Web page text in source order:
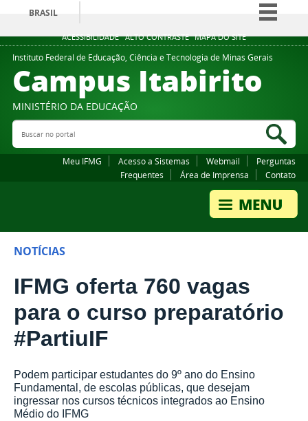
ACESSIBILIDADE ALTO CONTRASTE MAPA DO SITE
BRASIL
Simplifique!
Comunica BR
Participe
Legislação
Instituto Federal de Educação, Ciência e Tecnologia de Minas Gerais
Campus Itabirito
MINISTÉRIO DA EDUCAÇÃO
Buscar no portal
Meu IFMG Acesso a Sistemas Webmail
Perguntas
Frequentes
Área de Imprensa Contato
NOTÍCIAS
IFMG oferta 760 vagas
para o curso preparatório
#PartiuIF
Podem participar estudantes do 9º ano do Ensino
Fundamental, de escolas públicas, que desejam
ingressar nos cursos técnicos integrados ao Ensino
Médio do IFMG